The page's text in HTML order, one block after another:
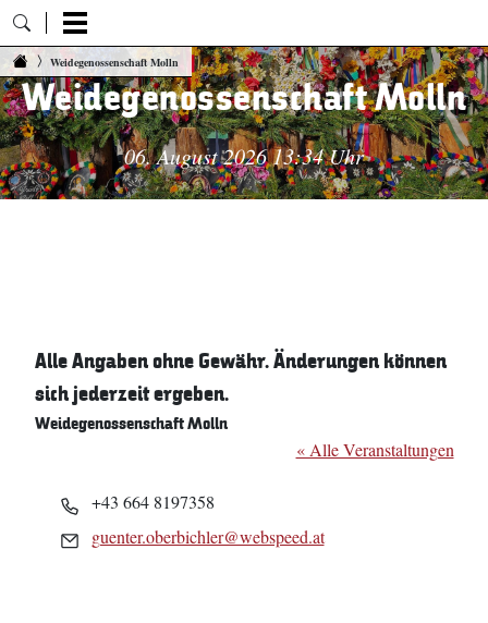
Zum Inhalt springen
Weidegenossenschaft Molln
Weidegenossenschaft Molln
06. August 2026 13:34 Uhr
Alle Angaben ohne Gewähr. Änderungen können
sich jederzeit ergeben.
Weidegenossenschaft Molln
« Alle Veranstaltungen
Telefon
+43 664 8197358
Email
guenter.oberbichler@webspeed.at